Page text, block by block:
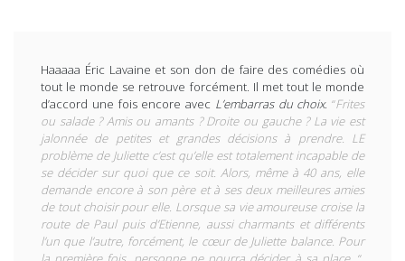
Haaaaa Éric Lavaine et son don de faire des comédies où
tout le monde se retrouve forcément. Il met tout le monde
d’accord une fois encore avec L’embarras du choix. “Frites
ou salade ? Amis ou amants ? Droite ou gauche ? La vie est
jalonnée de petites et grandes décisions à prendre. LE
problème de Juliette c’est qu’elle est totalement incapable de
se décider sur quoi que ce soit. Alors, même à 40 ans, elle
demande encore à son père et à ses deux meilleures amies
de tout choisir pour elle. Lorsque sa vie amoureuse croise la
route de Paul puis d’Etienne, aussi charmants et différents
l’un que l’autre, forcément, le cœur de Juliette balance. Pour